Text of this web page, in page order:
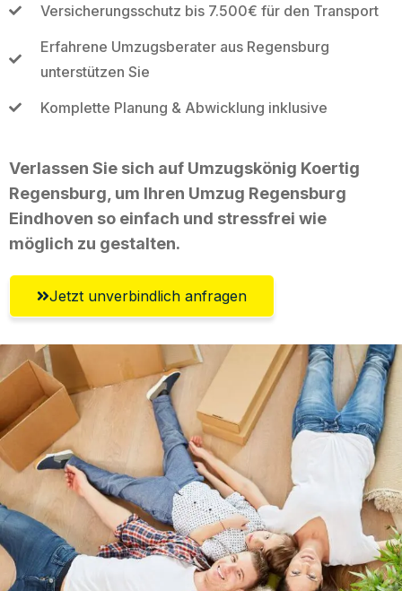
Versicherungsschutz bis 7.500€ für den Transport
Erfahrene Umzugsberater aus Regensburg
unterstützen Sie
Komplette Planung & Abwicklung inklusive
Verlassen Sie sich auf Umzugskönig Koertig
Regensburg, um Ihren Umzug Regensburg
Eindhoven so einfach und stressfrei wie
möglich zu gestalten.
Jetzt unverbindlich anfragen